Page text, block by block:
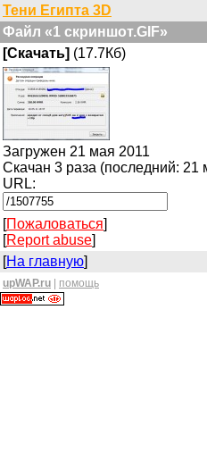
Тени Египта 3D
Файл «1 скриншот.GIF»
[Скачать] (17.7Кб)
Загружен 21 мая 2011
Скачан 3 раза (последний: 21
URL:
[Пожаловаться]
[Report abuse]
[На главную]
upWAP.ru помощь